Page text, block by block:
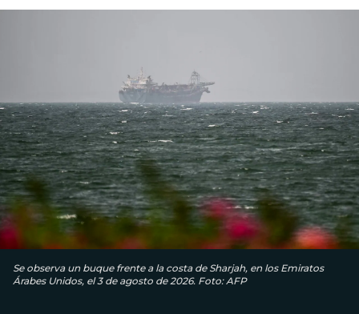
Se observa un buque frente a la costa de Sharjah, en los Emiratos
Árabes Unidos, el 3 de agosto de 2026. Foto: AFP